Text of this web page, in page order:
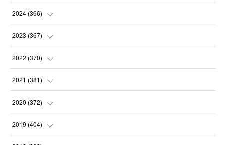
(31
(30
(31
(31
(30
(31
(30
2024 (366)
(32
(30
(31
(30
2023 (367)
(31
(31
(31
(30
2022 (370)
(31
(31
(31
(31
2021 (381)
(35
(37
2020 (372)
(32
2019 (404)